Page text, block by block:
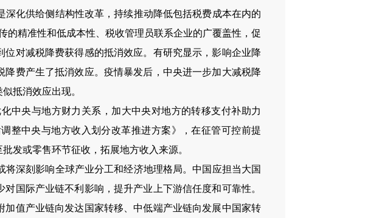
化供给侧结构性改革，持续推动降低包括税费成本在内的
的精准性和低成本性、税收管理员联系企业的广覆盖性，促
对减税降费获得感的抵消效应。有研究显示，影响企业降
费产生了抵消效应。疫情暴发后，中央进一步加大减税降
抵消效应出现。
央与地方财力关系，加大中央对地方的转移支付补助力
整中央与地方收入划分改革推进方案》，在征管可控前提
发或零售环节征收，拓展地方收入来源。
深刻影响全球产业分工和经济地理格局。中国应担当大国
国际产业链不利影响，提升产业上下游信任度和可靠性。
值产业链向发达国家转移、中低端产业链向发展中国家转